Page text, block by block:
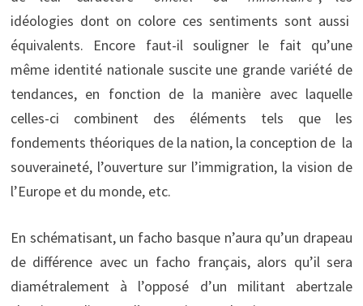
idéologies dont on colore ces sentiments sont aussi
équivalents. Encore faut-il souligner le fait qu’une
même identité nationale suscite une grande variété de
tendances, en fonction de la manière avec laquelle
celles-ci combinent des éléments tels que les
fondements théoriques de la nation, la conception de la
souveraineté, l’ouverture sur l’immigration, la vision de
l’Europe et du monde, etc.
En schématisant, un facho basque n’aura qu’un drapeau
de différence avec un facho français, alors qu’il sera
diamétralement à l’opposé d’un militant abertzale